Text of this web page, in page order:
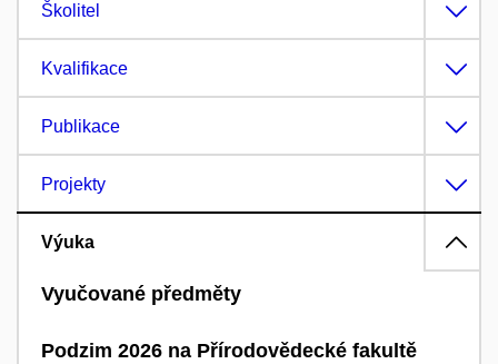
Školitel
Kvalifikace
Publikace
Projekty
Výuka
Vyučované předměty
Podzim 2026 na Přírodovědecké fakultě